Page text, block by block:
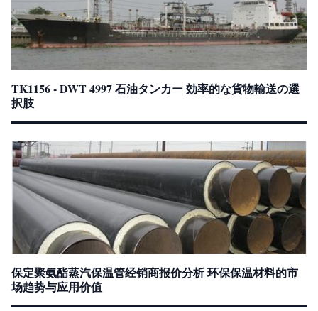
TK1156 - DWT 4997 石油タンカー 効率的な貨物輸送の選
択肢
保定聚氨酯蒸汽保温管经销商报价分析 环保保温材料的市
场趋势与应用价值